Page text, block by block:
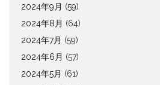
2024年9月 (59)
2024年8月 (64)
2024年7月 (59)
2024年6月 (57)
2024年5月 (61)